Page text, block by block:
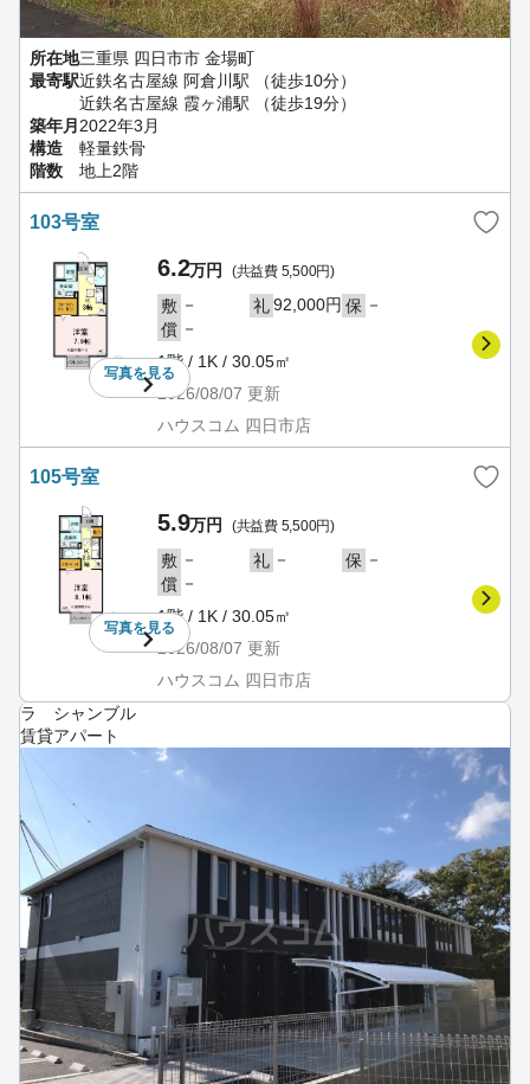
所在地三重県 四日市市 金場町
最寄駅近鉄名古屋線 阿倉川駅 （徒歩10分）
近鉄名古屋線 霞ヶ浦駅 （徒歩19分）
築年月 2022年3月
構造
軽量鉄骨
階数
地上2階
103号室
写真を見る
6.2万円 (共益費 5,500円)
敷 － 礼92,000円 保 －
償 －
1階 / 1K / 30.05㎡
2026/08/07 更新
ハウスコム 四日市店
105号室
写真を見る
5.9万円 (共益費 5,500円)
敷 － 礼 － 保 －
償 －
1階 / 1K / 30.05㎡
2026/08/07 更新
ハウスコム 四日市店
ラ シャンブル
賃貸アパート